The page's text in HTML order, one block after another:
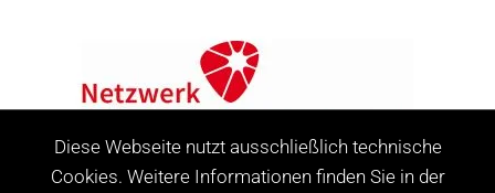
Diese Webseite nutzt ausschließlich technische
Cookies. Weitere Informationen finden Sie in der